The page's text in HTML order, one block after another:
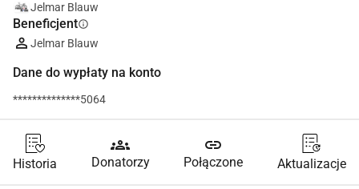
Jelmar Blauw
Beneficjentinfo
Jelmar Blauw
Dane do wypłaty na konto
**************5064
Historia
groups
Donatorzy
link
Połączone Aktualizacje